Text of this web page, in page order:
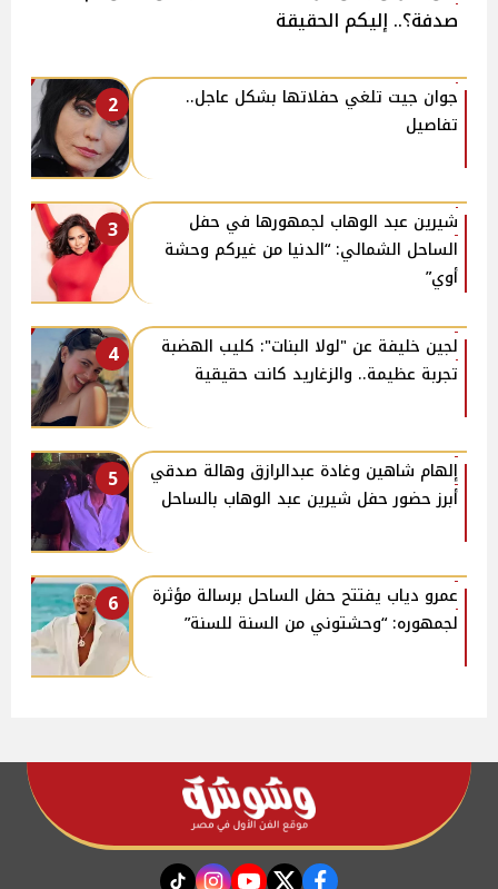
صدفة؟.. إليكم الحقيقة
2
جوان جيت تلغي حفلاتها بشكل عاجل..
تفاصيل
3
شيرين عبد الوهاب لجمهورها في حفل
الساحل الشمالي: “الدنيا من غيركم وحشة
أوي”
4
لجين خليفة عن "لولا البنات": كليب الهضبة
تجربة عظيمة.. والزغاريد كانت حقيقية
5
إلهام شاهين وغادة عبدالرازق وهالة صدقي
أبرز حضور حفل شيرين عبد الوهاب بالساحل
6
عمرو دياب يفتتح حفل الساحل برسالة مؤثرة
لجمهوره: “وحشتوني من السنة للسنة”